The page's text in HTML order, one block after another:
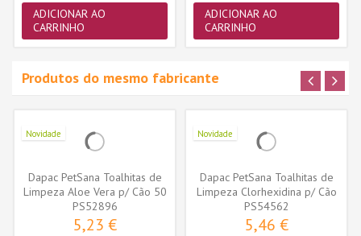
ADICIONAR AO
CARRINHO
ADICIONAR AO
CARRINHO
Produtos do mesmo fabricante
Novidade
Dapac PetSana Toalhitas de
Limpeza Aloe Vera p/ Cão 50
uni.
PS52896
5,23 €
Novidade
Dapac PetSana Toalhitas de
Limpeza Clorhexidina p/ Cão
e...
PS54562
5,46 €